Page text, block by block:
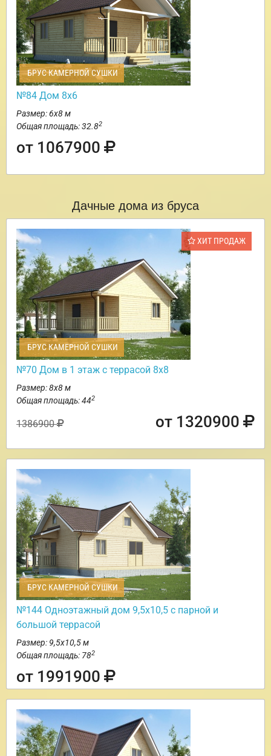
БРУС КАМЕРНОЙ СУШКИ
№84 Дом 8х6
Размер: 6х8 м
Общая площадь: 32.82
от 1067900
Дачные дома из бруса
ХИТ ПРОДАЖ
БРУС КАМЕРНОЙ СУШКИ
№70 Дом в 1 этаж с террасой 8х8
Размер: 8х8 м
Общая площадь: 442
1386900 от 1320900
БРУС КАМЕРНОЙ СУШКИ
№144 Одноэтажный дом 9,5х10,5 с парной и
большой террасой
Размер: 9,5х10,5 м
Общая площадь: 782
от 1991900